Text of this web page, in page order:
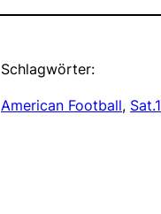
Schlagwörter:
American Football, Sat.1